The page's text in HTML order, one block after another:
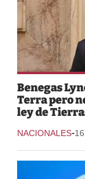
Benegas
Terra pero
ley de
NACIONALES-